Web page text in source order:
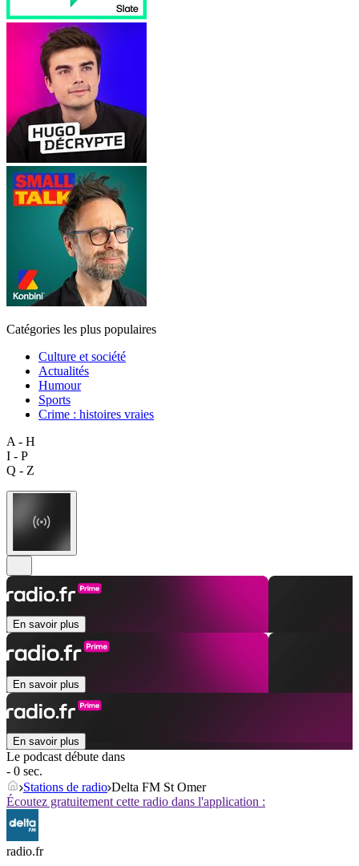
Catégories les plus populaires
Culture et société
Actualités
Humour
Sports
Crime : histoires vraies
A - H
I - P
Q - Z
En savoir plus
En savoir plus
En savoir plus
Le podcast débute dans
- 0 sec.
Stations de radio Delta FM St Omer
Écoutez gratuitement cette radio dans l'application :
radio.fr